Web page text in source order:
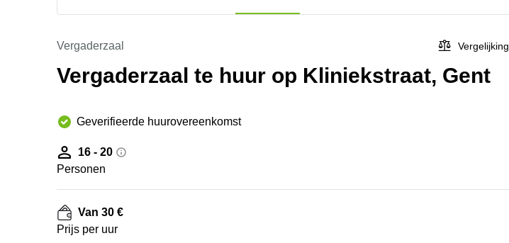
Vergaderzaal Vergelijking
Vergaderzaal te huur op Kliniekstraat, Gent
Geverifieerde huurovereenkomst
16 - 20
Personen
Van 30 €
Prijs per uur